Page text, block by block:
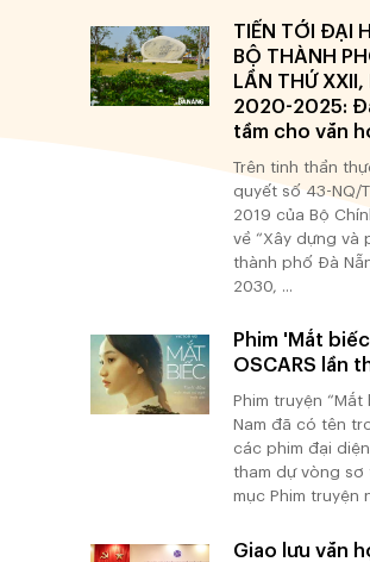
TIẾN TỚI ĐẠI
BỘ THÀNH
LẦN THỨ XXII,
2020-2025:
tầm cho văn
Trên tinh thần
quyết số 43-NQ/
2019 của Bộ
về “Xây dựng và
thành phố Đà
2030, ...
Phim 'Mắt
OSCARS lần
Phim truyện
Nam đã có tên
các phim đại
tham dự vòng sơ
mục Phim truyện
Giao lưu văn